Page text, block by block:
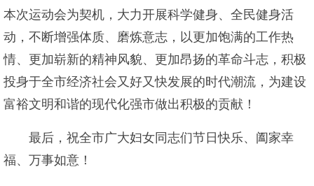
本次运动会为契机，大力开展科学健身、全民健身活
动，不断增强体质、磨炼意志，以更加饱满的工作热
情、更加崭新的精神风貌、更加昂扬的革命斗志，积极
投身于全市经济社会又好又快发展的时代潮流，为建设
富裕文明和谐的现代化强市做出积极的贡献！
最后，祝全市广大妇女同志们节日快乐、阖家幸
福、万事如意！